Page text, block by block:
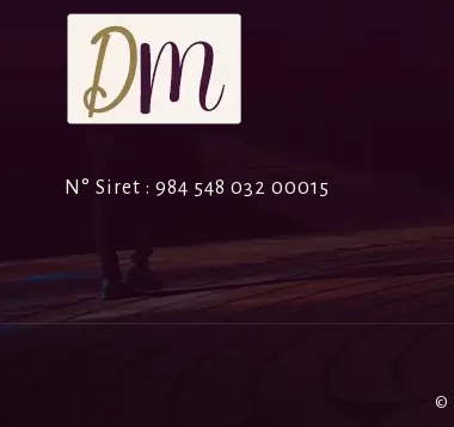
N° Siret : 984 548 032 00015
©